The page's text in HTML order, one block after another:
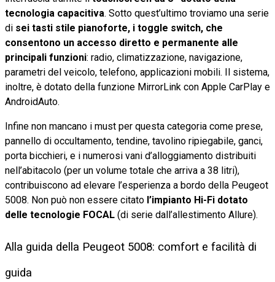
tecnologia capacitiva. Sotto quest’ultimo troviamo una serie
di sei tasti stile pianoforte, i toggle switch, che
consentono un accesso diretto e permanente alle
principali funzioni: radio, climatizzazione, navigazione,
parametri del veicolo, telefono, applicazioni mobili. Il sistema,
inoltre, è dotato della funzione MirrorLink con Apple CarPlay e
AndroidAuto.
Infine non mancano i must per questa categoria come prese,
pannello di occultamento, tendine, tavolino ripiegabile, ganci,
porta bicchieri, e i numerosi vani d’alloggiamento distribuiti
nell’abitacolo (per un volume totale che arriva a 38 litri),
contribuiscono ad elevare l’esperienza a bordo della Peugeot
5008. Non può non essere citato l’impianto Hi-Fi dotato
delle tecnologie FOCAL (di serie dall’allestimento Allure).
Alla guida della Peugeot 5008: comfort e facilità di
guida